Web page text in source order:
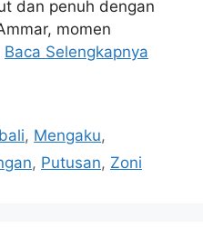
dan penuh dengan
momen
Baca Selengkapnya
, Mengaku,
, Putusan, Zoni